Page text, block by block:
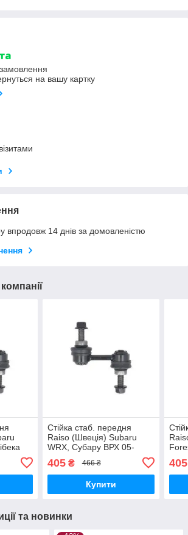
на вашу картку
впродовж 14 днів за домовленістю
Стійка стаб. передня
Raiso (Швеція) Subaru
WRX, Субару ВРХ 05-
#RL-204200S UAAFZVX17
405₴ 466 ₴
Купити
405
та новинки